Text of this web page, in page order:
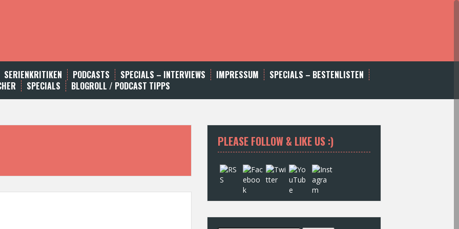
SERIENKRITIKEN PODCASTS SPECIALS – INTERVIEWS IMPRESSUM
SPECIALS – BESTENLISTEN
SPECIALS BLOGROLL / PODCAST TIPPS
PLEASE FOLLOW & LIKE US :)